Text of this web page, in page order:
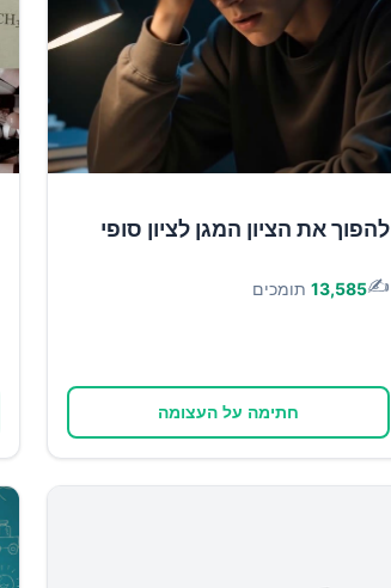
להפוך את הציון המגן לציון סופי
✍️
13,585 תומכים
חתימה על העצומה